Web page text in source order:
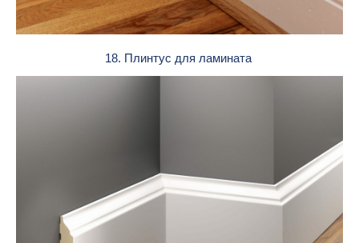
18. Плинтус для ламината